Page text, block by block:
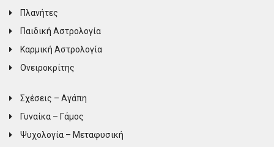
Πλανήτες
Παιδική Αστρολογία
Καρμική Αστρολογία
Ονειροκρίτης
Σχέσεις – Αγάπη
Γυναίκα – Γάμος
Ψυχολογία – Μεταφυσική